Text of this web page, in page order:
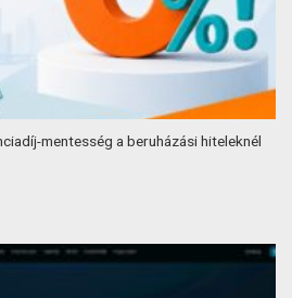
mentesség a beruházási hiteleknél